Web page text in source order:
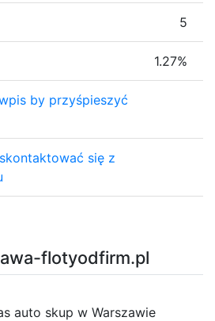
flotyodfirm.pl
auto skup w Warszawie
5
1.27%
by przyśpieszyć
się z